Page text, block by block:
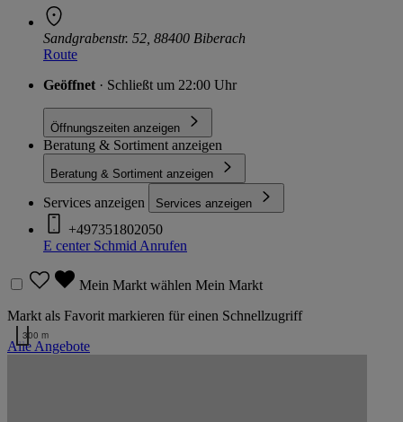
Sandgrabenstr. 52, 88400 Biberach
Route
Geöffnet · Schließt um 22:00 Uhr
Öffnungszeiten anzeigen
Beratung & Sortiment anzeigen
Beratung & Sortiment anzeigen
Services anzeigen Services anzeigen
+497351802050
E center Schmid Anrufen
Mein Markt wählen Mein Markt
Markt als Favorit markieren für einen Schnellzugriff
Alle Angebote
300 m